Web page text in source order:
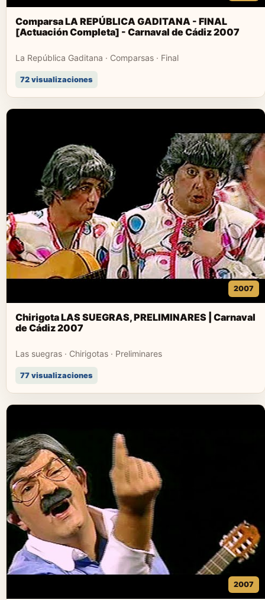
Comparsa LA REPÚBLICA GADITANA - FINAL
[Actuación Completa] - Carnaval de Cádiz 2007
La República Gaditana · Comparsas · Final
72 visualizaciones
2007
Chirigota LAS SUEGRAS, PRELIMINARES | Carnaval
de Cádiz 2007
Las suegras · Chirigotas · Preliminares
77 visualizaciones
2007